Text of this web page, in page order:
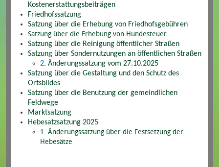
Kostenerstattungsbeiträgen
Friedhofssatzung
Satzung über die Erhebung von Friedhofsgebühren
Satzung über die Erhebung von Hundesteuer
Satzung über die Reinigung öffentlicher Straßen
Satzung über Sondernutzungen an öffentlichen Straßen
2. Änderungssatzung vom 27.10.2025
Satzung über die Gestaltung und den Schutz des
Ortsbildes
Satzung über die Benutzung der gemeindlichen
Feldwege
Marktsatzung
Hebesatzsatzung 2025
1. Änderungssatzung über die Festsetzung der
Hebesätze